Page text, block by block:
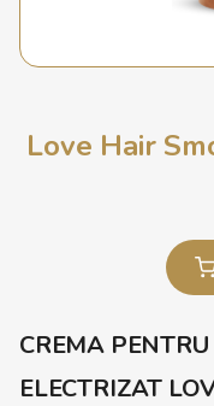
Love Hair
CREMA
ELECTRIZAT